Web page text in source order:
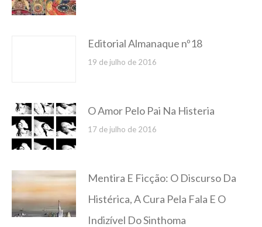
Editorial Almanaque nº18
19 de julho de 2016
O Amor Pelo Pai Na Histeria
17 de julho de 2016
Mentira E Ficção: O Discurso Da
Histérica, A Cura Pela Fala E O
Indizível Do Sinthoma